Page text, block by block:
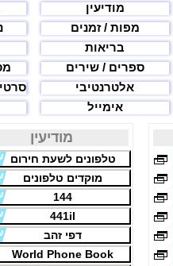
מודיעין
מפות / זמנים
בריאות
ספרים / שירים
אלטרנטיבי
אימייל
מודיעין
טלפונים לשעת חירום
מוקדים טלפונים
144
441il
דפי זהב
World Phone Book